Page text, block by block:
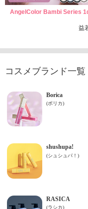
AngelColor Bambi Series
益
コスメブランド一覧